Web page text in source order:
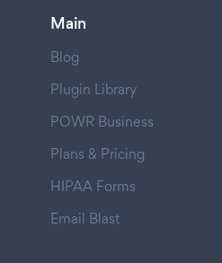
Main
Blog
Plugin Library
POWR Business
Plans & Pricing
HIPAA Forms
Email Blast